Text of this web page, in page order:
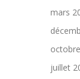
mars
juillet